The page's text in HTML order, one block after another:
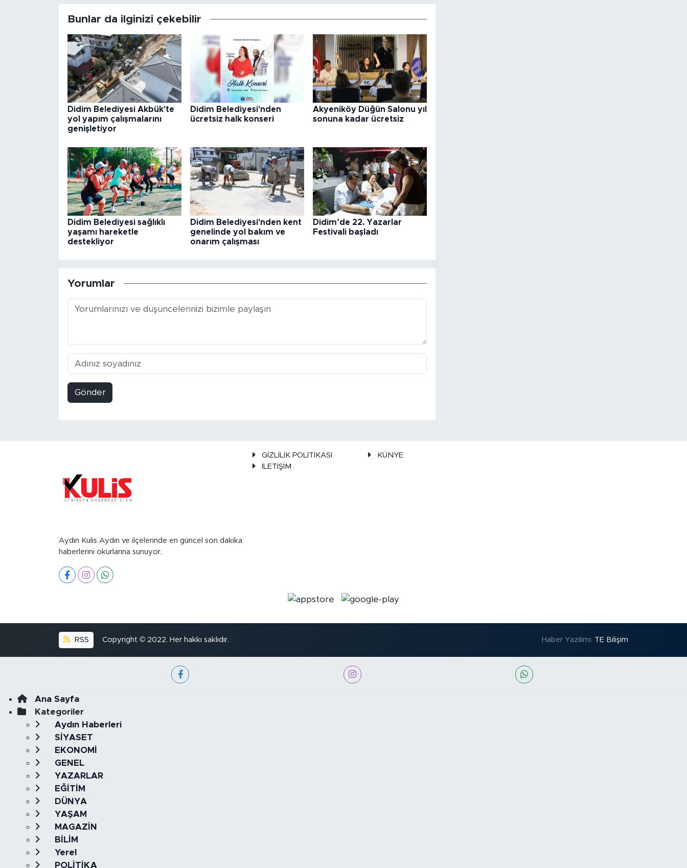
Bunlar da ilginizi çekebilir
Didim Belediyesi Akbük'te
yol yapım çalışmalarını
genişletiyor
Didim Belediyesi'nden
ücretsiz halk konseri
Akyeniköy Düğün Salonu yıl
sonuna kadar ücretsiz
Didim Belediyesi sağlıklı
yaşamı hareketle
destekliyor
Didim Belediyesi'nden kent
genelinde yol bakım ve
onarım çalışması
Didim’de 22. Yazarlar
Festivali başladı
Yorumlar
Gönder
Aydın Kulis Aydın ve ilçelerinde en güncel son dakika
haberlerini okurlarına sunuyor.
GİZLİLİK POLİTİKASI
KÜNYE
İLETİŞİM
RSS Copyright © 2022. Her hakkı saklıdır. Haber Yazılımı: TE Bilişim
Ana Sayfa
Kategoriler
Aydın Haberleri
SİYASET
EKONOMİ
GENEL
YAZARLAR
EĞİTİM
DÜNYA
YAŞAM
MAGAZİN
BİLİM
Yerel
POLİTİKA